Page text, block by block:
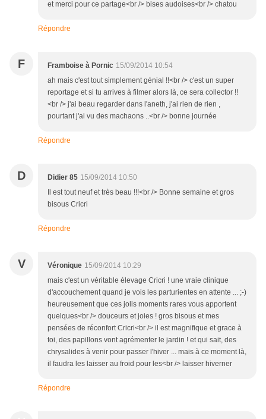
et merci pour ce partage<br /> bises audoises<br /> chatou
Répondre
F Framboise à Pornic 15/09/2014 10:54
ah mais c'est tout simplement génial !!<br /> c'est un super
reportage et si tu arrives à filmer alors là, ce sera collector !!
<br /> j'ai beau regarder dans l'aneth, j'ai rien de rien ,
pourtant j'ai vu des machaons ..<br /> bonne journée
Répondre
D Didier 85 15/09/2014 10:50
Il est tout neuf et très beau !!!<br /> Bonne semaine et gros
bisous Cricri
Répondre
V Véronique 15/09/2014 10:29
mais c'est un véritable élevage Cricri ! une vraie clinique
d'accouchement quand je vois les parturientes en attente ... ;-)
heureusement que ces jolis moments rares vous apportent
quelques<br /> douceurs et joies ! gros bisous et mes
pensées de réconfort Cricri<br /> il est magnifique et grace à
toi, des papillons vont agrémenter le jardin ! et qui sait, des
chrysalides à venir pour passer l'hiver ... mais à ce moment là,
il faudra les laisser au froid pour les<br /> laisser hiverner
Répondre